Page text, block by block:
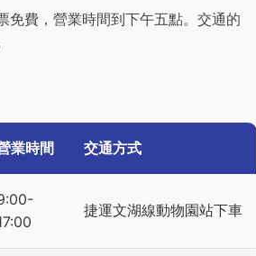
免費，營業時間到下午五點。交通的
業時間 交通方式
捷運文湖線動物園站下車